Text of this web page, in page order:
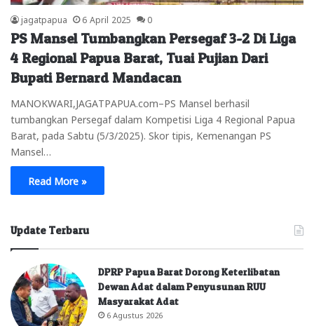
jagatpapua 6 April 2025 0
PS Mansel Tumbangkan Persegaf 3-2 Di Liga
4 Regional Papua Barat, Tuai Pujian Dari
Bupati Bernard Mandacan
MANOKWARI,JAGATPAPUA.com–PS Mansel berhasil
tumbangkan Persegaf dalam Kompetisi Liga 4 Regional Papua
Barat, pada Sabtu (5/3/2025). Skor tipis, Kemenangan PS
Mansel…
Read More »
Update Terbaru
DPRP Papua Barat Dorong Keterlibatan
Dewan Adat dalam Penyusunan RUU
Masyarakat Adat
6 Agustus 2026